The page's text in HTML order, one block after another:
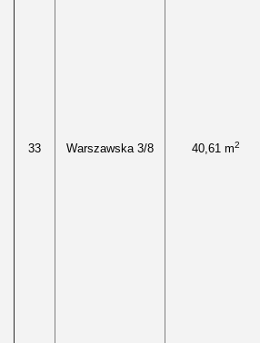
33 Warszawska 3/8 40,61 m2